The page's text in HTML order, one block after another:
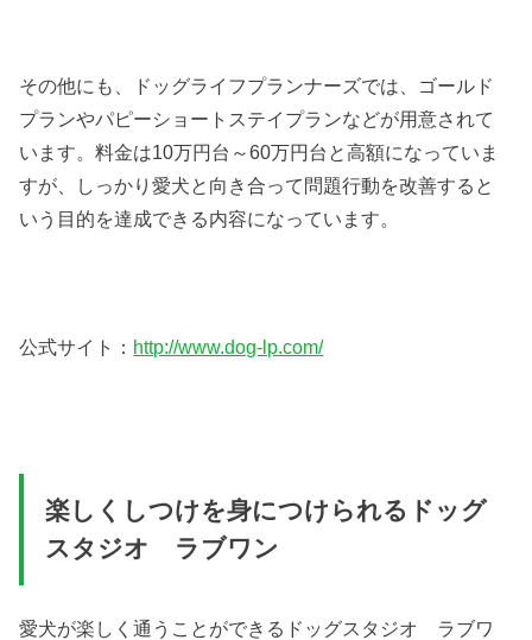
その他にも、ドッグライフプランナーズでは、ゴールド
プランやパピーショートステイプランなどが用意されて
います。料金は10万円台～60万円台と高額になっていま
すが、しっかり愛犬と向き合って問題行動を改善すると
いう目的を達成できる内容になっています。
公式サイト： http://www.dog-lp.com/
楽しくしつけを身につけられるドッグ
スタジオ ラブワン
愛犬が楽しく通うことができるドッグスタジオ ラブワ